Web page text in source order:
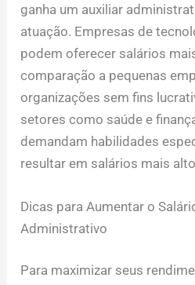
ganha um auxiliar
atuação. Empresas de
podem oferecer salários
comparação a pequenas
organizações sem fins
setores como saúde e
demandam habilidades
resultar em salários mais
Dicas para Aumentar o
Administrativo
Para maximizar seus